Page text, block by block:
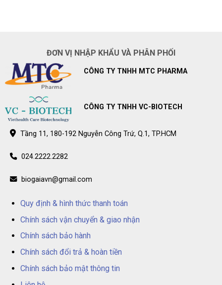
chính
trên
toàn
quốc
Châu
Điểm
BioGaia
Prodentis
chính
hãng
trên
toàn
quốc
ĐƠN VỊ NHẬP KHẨU VÀ PHÂN PHỐI
CÔNG TY TNHH MTC PHARMA
CÔNG TY TNHH VC-BIOTECH
Tầng 11, 180-192 Nguyễn Công Trứ, Q.1, TP.HCM
024.2222.2282
biogaiavn@gmail.com
Quy định & hình thức thanh toán
Chính sách vận chuyển & giao nhận
Chính sách bảo hành
Chính sách đổi trả & hoàn tiền
Chính sách bảo mật thông tin